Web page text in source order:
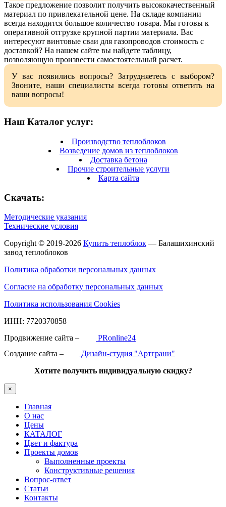
Такое предложение позволит получить высококачественный
материал по привлекательной цене. На складе компании
всегда находится большое количество товара. Мы готовы к
оперативной отгрузке крупной партии материала. Вас
интересуют винтовые сваи для газопроводов стоимость с
доставкой? На нашем сайте вы найдете таблицу,
позволяющую произвести самостоятельный расчет.
У вас появились вопросы? Затрудняетесь с выбором?
Звоните, наши специалисты всегда готовы ответить на
ваши вопросы!
Наш Каталог услуг:
Производство теплоблоков
Возведение домов из теплоблоков
Доставка бетона
Прочие строительные услуги
Карта сайта
Скачать:
Методические указания
Технические условия
Copyright © 2019-2026 Купить теплоблок — Балашихинский
завод теплоблоков
Политика обработки персональных данных
Согласие на обработку персональных данных
Политика использования Cookies
ИНН: 7720370858
Продвижение сайта –
PRonline24
Создание сайта –
Дизайн-студия "Артграни"
Хотите получить индивидуальную скидку?
×
Главная
О нас
Цены
КАТАЛОГ
Цвет и фактура
Проекты домов
Выполненные проекты
Конструктивные решения
Вопрос-ответ
Статьи
Контакты